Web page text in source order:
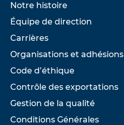
Notre histoire
Équipe de direction
Carrières
Organisations et adhésions
Code d’éthique
Contrôle des exportations
Gestion de la qualité
Conditions Générales